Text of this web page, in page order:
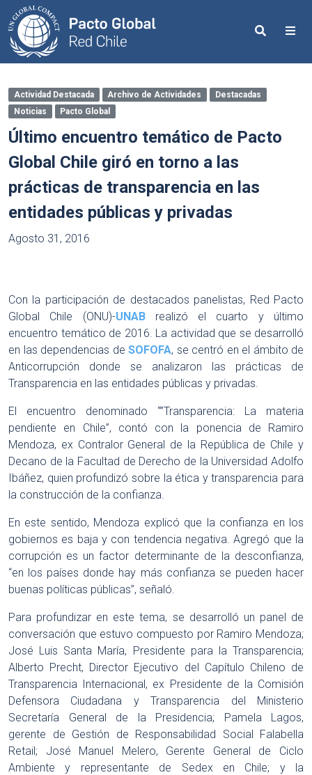
Search
Actividad Destacada Archivo de Actividades
Destacadas
Noticias
Pacto Global
Último encuentro temático de Pacto
Global Chile giró en torno a las
prácticas de transparencia en las
entidades públicas y privadas
Agosto 31, 2016
Con la participación de destacados panelistas, Red Pacto
Global Chile (ONU)-UNABrealizó el cuarto y último
encuentro temático de 2016. La actividad que se desarrolló
en las dependencias de SOFOFA, se centró en el ámbito de
Anticorrupción donde se analizaron las prácticas de
Transparencia en las entidades públicas y privadas.
El encuentro denominado “”Transparencia: La materia
pendiente en Chile”, contó con la ponencia de Ramiro
Mendoza, ex Contralor General de la República de Chile y
Decano de la Facultad de Derecho de la Universidad Adolfo
Ibáñez, quien profundizó sobre la ética y transparencia para
la construcción de la confianza.
En este sentido, Mendoza explicó que la confianza en los
gobiernos es baja y con tendencia negativa. Agregó que la
corrupción es un factor determinante de la desconfianza,
“en los países donde hay más confianza se pueden hacer
buenas políticas públicas”, señaló.
Para profundizar en este tema, se desarrolló un panel de
conversación que estuvo compuesto por Ramiro Mendoza;
José Luis Santa María, Presidente para la Transparencia;
Alberto Precht, Director Ejecutivo del Capítulo Chileno de
Transparencia Internacional, ex Presidente de la Comisión
Defensora Ciudadana y Transparencia del Ministerio
Secretaría General de la Presidencia; Pamela Lagos,
gerente de Gestión de Responsabilidad Social Falabella
Retail; José Manuel Melero, Gerente General de Ciclo
Ambiente y representante de Sedex en Chile; y la